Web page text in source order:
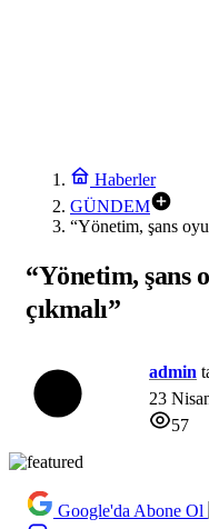
Haberler
GÜNDEM
“Yönetim, şans
“Yönetim, şans
çıkmalı”
admin
23
57
Google'da Abone Ol